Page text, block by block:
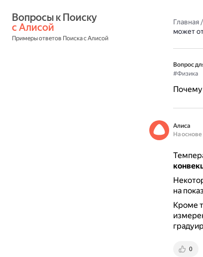
с Алисой
Примеры ответов Поиска с Алисой
Главная/
может
Вопрос
#Физика
Почему
Алиса
На
на
Кроме
0